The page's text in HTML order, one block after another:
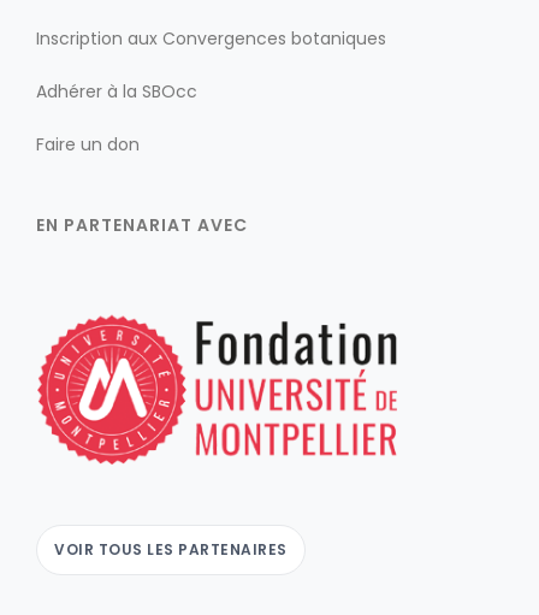
Inscription aux Convergences botaniques
Adhérer à la SBOcc
Faire un don
EN PARTENARIAT AVEC
VOIR TOUS LES PARTENAIRES